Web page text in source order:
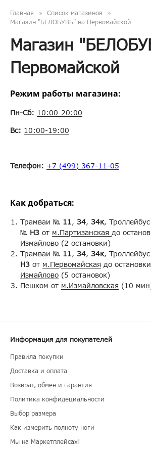
Главная
Список магазинов
Магазин "БЕЛОБУВЬ" на Первомайской
Магазин
Первомайской
Режим работы магазина:
Пн-Сб: 10:00-20:00
Вс: 10:00-19:00
Телефон: +7 (499) 367-11-05
Как добраться:
Трамваи № 11, 34, 34к,
№ Н3 от м.Партизанская до
Измайлово (2 остановки)
Трамваи № 11, 34, 34к,
Н3 от м.Первомайская до остановки
Измайлово (5 остановок)
Пешком от м.Измайловская (10
Информация для покупателей
Правила покупки
Доставка и оплата
Возврат, обмен и гарантия
Политика конфидециальности
Выбор размера
Как измерить полноту ноги
Мы на Маркетплейсах!